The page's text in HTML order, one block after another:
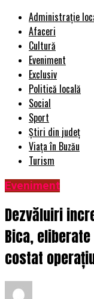
Administrație
Afaceri
Cultură
Eveniment
Exclusiv
Politică locală
Social
Sport
Știri din județ
Viața în Buzău
Turism
Eveniment
Dezvăluiri
Bica,
costat